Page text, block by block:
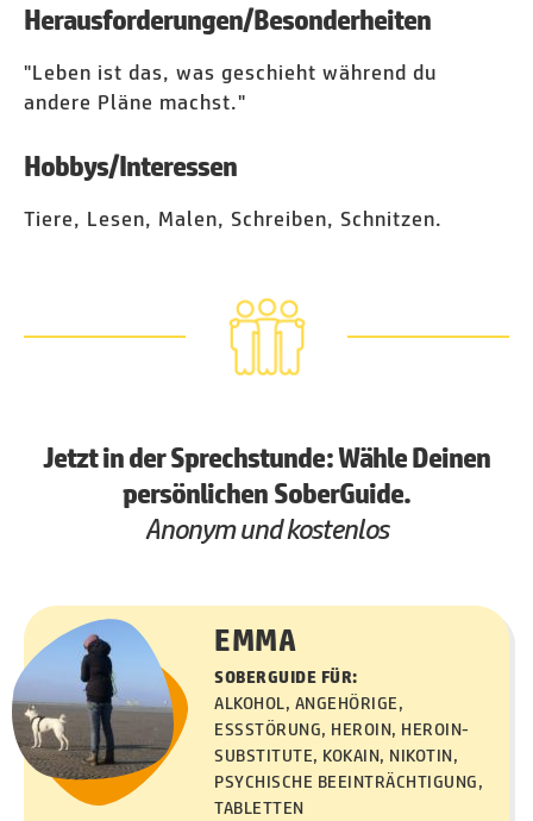
Herausforderungen/Besonderheiten
"Leben ist das, was geschieht während du
andere Pläne machst."
Hobbys/Interessen
Tiere, Lesen, Malen, Schreiben, Schnitzen.
Jetzt in der Sprechstunde: Wähle Deinen
persönlichen SoberGuide.
Anonym und kostenlos
EMMA
SOBERGUIDE FÜR:
ALKOHOL, ANGEHÖRIGE,
ESSSTÖRUNG, HEROIN, HEROIN-
SUBSTITUTE, KOKAIN, NIKOTIN,
PSYCHISCHE BEEINTRÄCHTIGUNG,
TABLETTEN